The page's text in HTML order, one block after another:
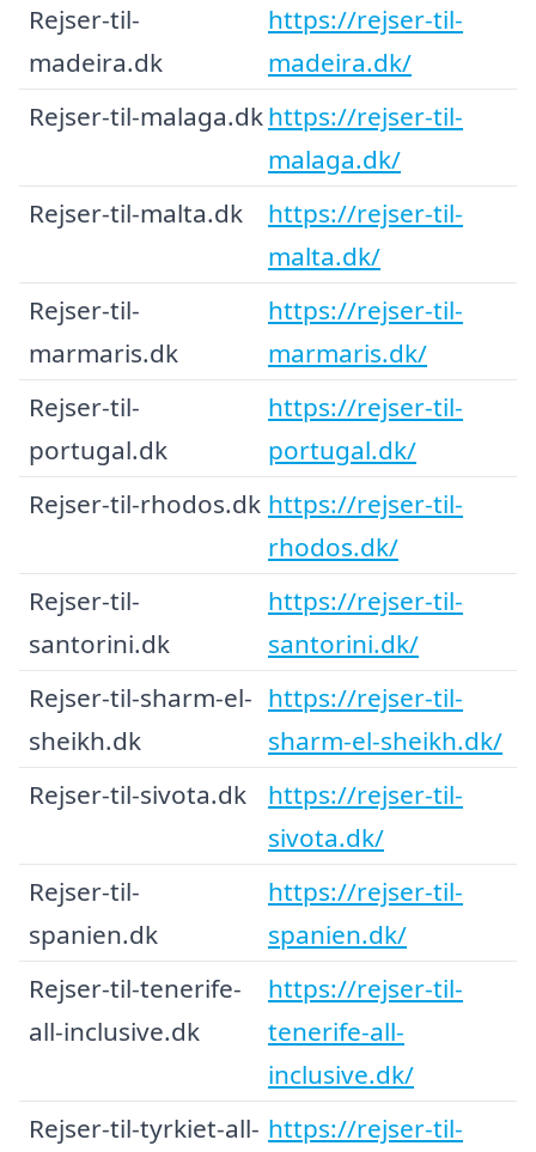
Rejser-til-
madeira.dk
https://rejser-til-
madeira.dk/
Rejser-til-malaga.dkhttps://rejser-til-
malaga.dk/
Rejser-til-malta.dk
https://rejser-til-
malta.dk/
Rejser-til-
marmaris.dk
https://rejser-til-
marmaris.dk/
Rejser-til-
portugal.dk
https://rejser-til-
portugal.dk/
Rejser-til-rhodos.dk https://rejser-til-
rhodos.dk/
Rejser-til-
santorini.dk
https://rejser-til-
santorini.dk/
Rejser-til-sharm-el-
sheikh.dk
https://rejser-til-
sharm-el-sheikh.dk/
Rejser-til-sivota.dk
https://rejser-til-
sivota.dk/
Rejser-til-
spanien.dk
https://rejser-til-
spanien.dk/
Rejser-til-tenerife-
all-inclusive.dk
https://rejser-til-
tenerife-all-
inclusive.dk/
Rejser-til-tyrkiet-all- https://rejser-til-